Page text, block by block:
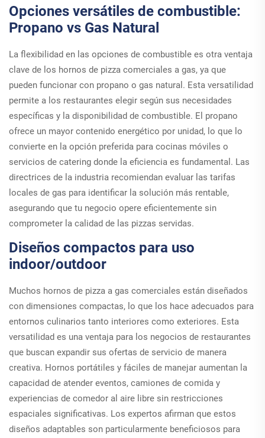
Opciones versátiles de combustible:
Propano vs Gas Natural
La flexibilidad en las opciones de combustible es otra ventaja
clave de los hornos de pizza comerciales a gas, ya que
pueden funcionar con propano o gas natural. Esta versatilidad
permite a los restaurantes elegir según sus necesidades
específicas y la disponibilidad de combustible. El propano
ofrece un mayor contenido energético por unidad, lo que lo
convierte en la opción preferida para cocinas móviles o
servicios de catering donde la eficiencia es fundamental. Las
directrices de la industria recomiendan evaluar las tarifas
locales de gas para identificar la solución más rentable,
asegurando que tu negocio opere eficientemente sin
comprometer la calidad de las pizzas servidas.
Diseños compactos para uso
indoor/outdoor
Muchos hornos de pizza a gas comerciales están diseñados
con dimensiones compactas, lo que los hace adecuados para
entornos culinarios tanto interiores como exteriores. Esta
versatilidad es una ventaja para los negocios de restaurantes
que buscan expandir sus ofertas de servicio de manera
creativa. Hornos portátiles y fáciles de manejar aumentan la
capacidad de atender eventos, camiones de comida y
experiencias de comedor al aire libre sin restricciones
espaciales significativas. Los expertos afirman que estos
diseños adaptables son particularmente beneficiosos para